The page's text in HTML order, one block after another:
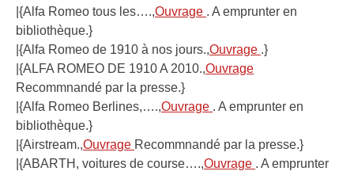
|{Alfa Romeo tous les….,Ouvrage . A emprunter en
bibliothèque.}
|{Alfa Romeo de 1910 à nos jours.,Ouvrage .}
|{ALFA ROMEO DE 1910 A 2010.,Ouvrage
Recommnandé par la presse.}
|{Alfa Romeo Berlines,….,Ouvrage . A emprunter en
bibliothèque.}
|{Airstream.,Ouvrage Recommnandé par la presse.}
|{ABARTH, voitures de course….,Ouvrage . A emprunter